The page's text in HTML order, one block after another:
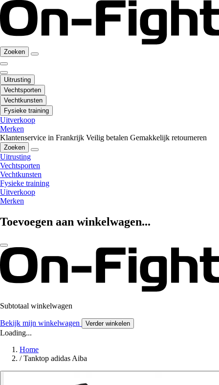
Zoeken
Uitrusting
Vechtsporten
Vechtkunsten
Fysieke training
Uitverkoop
Merken
Klantenservice in Frankrijk Veilig betalen Gemakkelijk retourneren
Zoeken
Uitrusting
Vechtsporten
Vechtkunsten
Fysieke training
Uitverkoop
Merken
Toevoegen aan winkelwagen...
Subtotaal winkelwagen
Bekijk mijn winkelwagen Verder winkelen
Loading...
Home
/ Tanktop adidas Aiba